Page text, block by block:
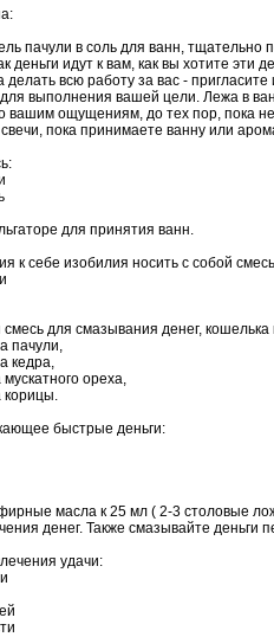
пачули в соль для ванн,
деньги идут к вам, как вы хотите
всю работу за вас -
выполнения вашей цели. Лежа в
вашим ощущениям, до тех пор, пока
пока принимаете ванну или
для принятия ванн.
к себе изобилия носить с собой
для смазывания денег, кошелька
пачули,
кедра,
ореха,
корицы.
быстрые деньги:
масла к 25 мл ( 2-3 столовые
денег. Также смазывайте деньги
удачи: